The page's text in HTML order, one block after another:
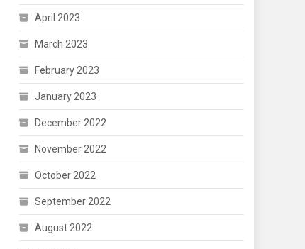
April 2023
March 2023
February 2023
January 2023
December 2022
November 2022
October 2022
September 2022
August 2022